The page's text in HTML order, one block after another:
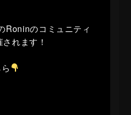
Roninのコミュニティ
れます！